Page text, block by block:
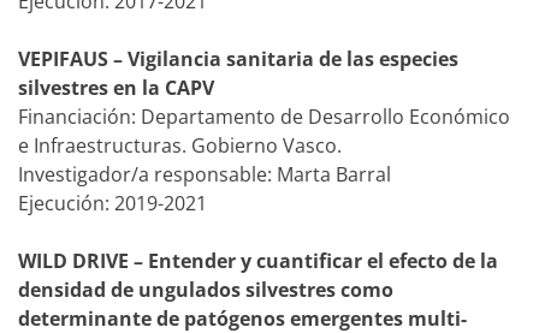
VEPIFAUS – Vigilancia sanitaria de las especies
silvestres en la CAPV
Financiación: Departamento de Desarrollo Económico
e Infraestructuras. Gobierno Vasco.
Investigador/a responsable: Marta Barral
Ejecución: 2019-2021
WILD DRIVE – Entender y cuantificar el efecto de la
densidad de ungulados silvestres como
determinante de patógenos emergentes multi-